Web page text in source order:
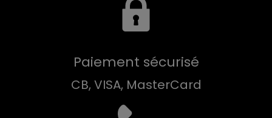
Paiement sécurisé
CB, VISA, MasterCard